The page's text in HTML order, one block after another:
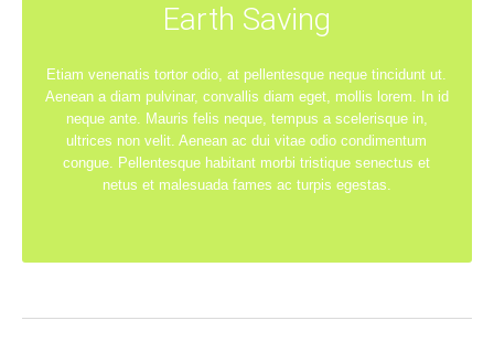
Earth Saving
Etiam venenatis tortor odio, at pellentesque neque tincidunt ut.
Aenean a diam pulvinar, convallis diam eget, mollis lorem. In id
neque ante. Mauris felis neque, tempus a scelerisque in,
ultrices non velit. Aenean ac dui vitae odio condimentum
congue. Pellentesque habitant morbi tristique senectus et
netus et malesuada fames ac turpis egestas.